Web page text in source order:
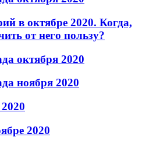
в октябре 2020. Когда,
от него пользу?
октября 2020
ноября 2020
2020